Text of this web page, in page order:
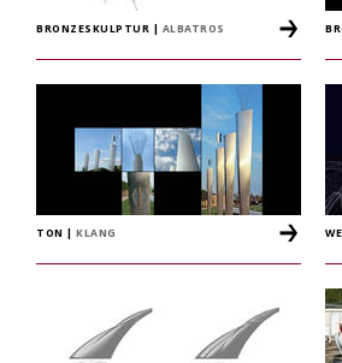
BRONZESKULPTUR ALBATROS
TON KLANG